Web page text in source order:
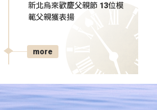
新北烏來歡慶父親節 13位模
範父親獲表揚
more